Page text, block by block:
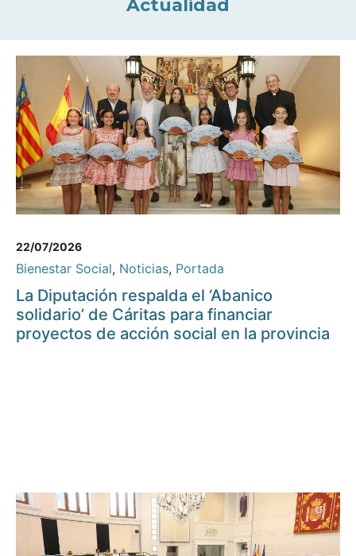
Actualidad
22/07/2026
Bienestar Social, Noticias, Portada
La Diputación respalda el ‘Abanico
solidario’ de Cáritas para financiar
proyectos de acción social en la provincia